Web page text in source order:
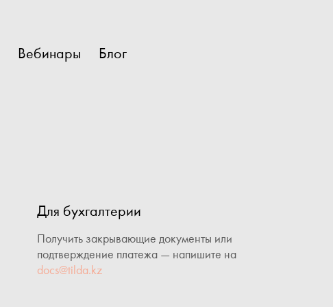
Вебинары Блог
Для бухгалтерии
Получить закрывающие документы или
подтверждение платежа — напишите на
docs@tilda.kz